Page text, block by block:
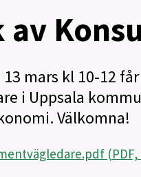
av
mars kl 10-12
i Uppsala
Välkomna!
(PDF,